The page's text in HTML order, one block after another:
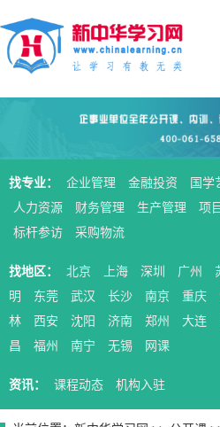
找专业： 企业管理 金融投资 国学
人力资源
财务管理 生产管理 项
标杆参访
采购物流
找地区： 北京 上海 深圳 广州
明
东莞 武汉 长沙 南京 重庆
林
西安 沈阳 济南 郑州 大连
昌
福州 南宁 无锡 网课
资讯： 课程动态 机构入驻